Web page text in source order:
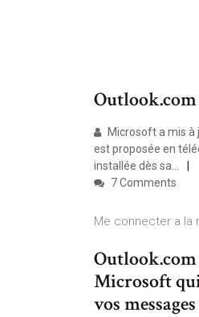
Microsoft a mis à
est proposée en
installée dès sa…
7 Comments
Me connecter a la
Microsoft qui
vos